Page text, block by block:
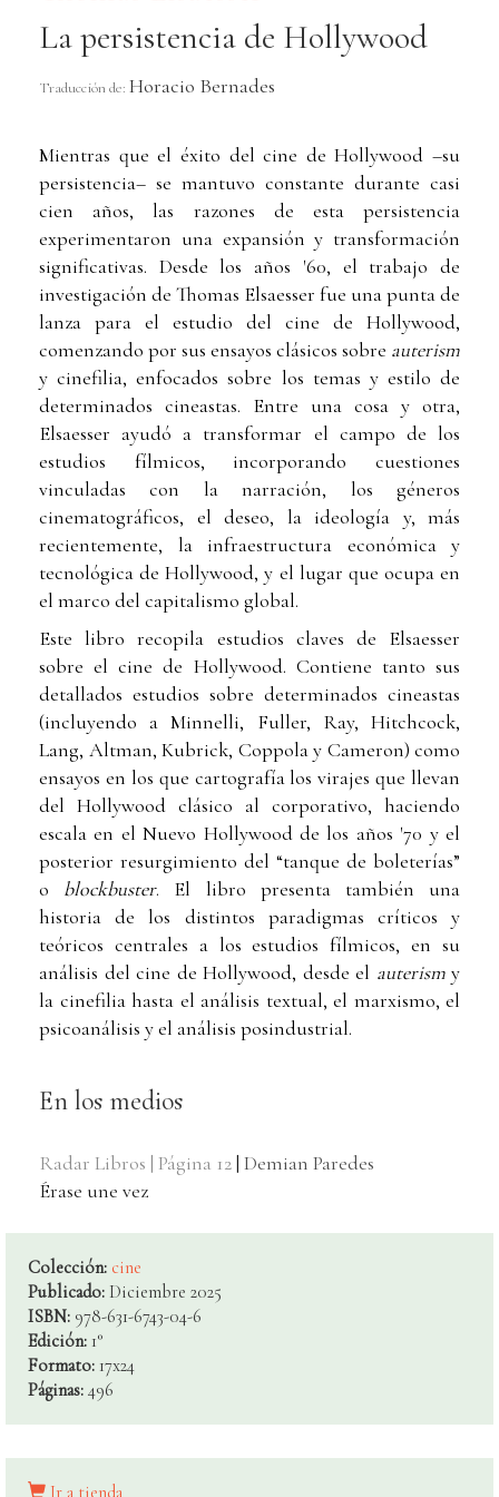
La persistencia de Hollywood
Traducción de: Horacio Bernades
Mientras que el éxito del cine de Hollywood –su
persistencia– se mantuvo constante durante casi
cien años, las razones de esta persistencia
experimentaron una expansión y transformación
significativas. Desde los años '60, el trabajo de
investigación de Thomas Elsaesser fue una punta de
lanza para el estudio del cine de Hollywood,
comenzando por sus ensayos clásicos sobre auterism
y cinefilia, enfocados sobre los temas y estilo de
determinados cineastas. Entre una cosa y otra,
Elsaesser ayudó a transformar el campo de los
estudios fílmicos, incorporando cuestiones
vinculadas con la narración, los géneros
cinematográficos, el deseo, la ideología y, más
recientemente, la infraestructura económica y
tecnológica de Hollywood, y el lugar que ocupa en
el marco del capitalismo global.
Este libro recopila estudios claves de Elsaesser
sobre el cine de Hollywood. Contiene tanto sus
detallados estudios sobre determinados cineastas
(incluyendo a Minnelli, Fuller, Ray, Hitchcock,
Lang, Altman, Kubrick, Coppola y Cameron) como
ensayos en los que cartografía los virajes que llevan
del Hollywood clásico al corporativo, haciendo
escala en el Nuevo Hollywood de los años '70 y el
posterior resurgimiento del “tanque de boleterías”
o blockbuster. El libro presenta también una
historia de los distintos paradigmas críticos y
teóricos centrales a los estudios fílmicos, en su
análisis del cine de Hollywood, desde el auterismy
la cinefilia hasta el análisis textual, el marxismo, el
psicoanálisis y el análisis posindustrial.
En los medios
Radar Libros | Página 12| Demian Paredes
Érase une vez
Colección: cine
Publicado: Diciembre 2025
ISBN: 978-631-6743-04-6
Edición: 1°
Formato: 17x24
Páginas: 496